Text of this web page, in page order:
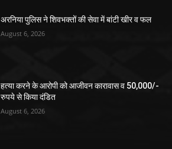
अरनिया पुलिस ने शिवभक्तों की सेवा में बांटी खीर व फल
August 6, 2026
हत्या करने के आरोपी को आजीवन कारावास व 50,000/-
रुपये से किया दंडित
August 6, 2026